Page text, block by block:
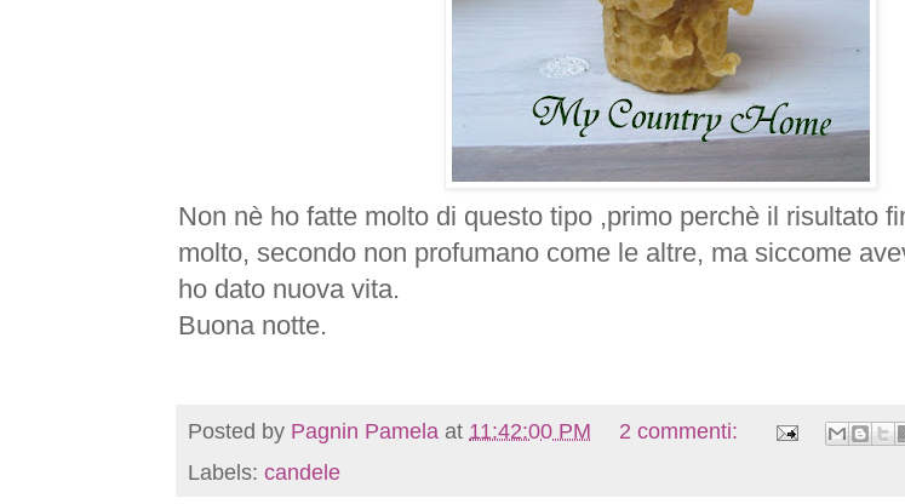
Non nè ho fatte molto di questo tipo ,primo perchè il risultato
molto, secondo non profumano come le altre, ma siccome
ho dato nuova vita.
Buona notte.
Posted by Pagnin Pamela at 11:42:00 PM
2 commenti:
Labels: candele